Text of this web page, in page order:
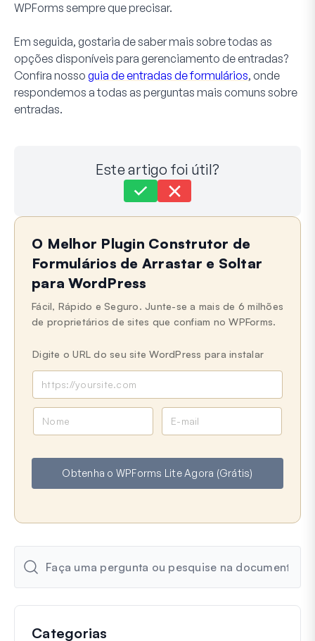
WPForms sempre que precisar.
Em seguida, gostaria de saber mais sobre todas as
opções disponíveis para gerenciamento de entradas?
Confira nosso guia de entradas de formulários, onde
respondemos a todas as perguntas mais comuns sobre
entradas.
Este artigo foi útil?
Ainda com dificuldades?
Última Atualização em 30 de nov. de 2023
O Melhor Plugin Construtor de
Formulários de Arrastar e Soltar
para WordPress
Fácil, Rápido e Seguro. Junte-se a mais de 6 milhões
de proprietários de sites que confiam no WPForms.
Digite o URL do seu site WordPress para instalar
e
a
l
Obtenha o WPForms Lite Agora (Grátis)
Categorias